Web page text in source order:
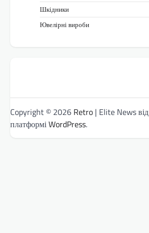
Шкідники
Ювелірні вироби
Copyright © 2026 Retro | Elite News від
платформіWordPress.